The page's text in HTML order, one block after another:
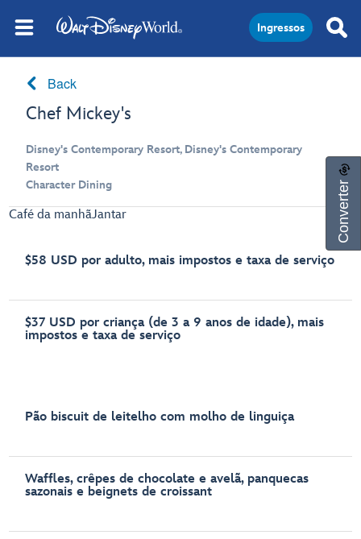
Ingressos
Back
Chef Mickey's
Disney's Contemporary Resort, Disney's Contemporary
Resort
Character Dining
Café da manhãJantar
$58 USD por adulto, mais impostos e taxa de serviço
$37 USD por criança (de 3 a 9 anos de idade), mais
impostos e taxa de serviço
Pão biscuit de leitelho com molho de linguiça
Waffles, crêpes de chocolate e avelã, panquecas
sazonais e beignets de croissant
Converter